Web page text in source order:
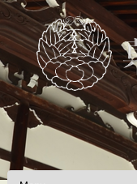
Skip to content